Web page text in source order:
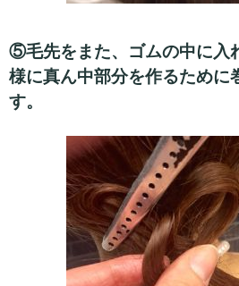
⑤毛先をまた、ゴムの中に入
様に真ん中部分を作るために
す。